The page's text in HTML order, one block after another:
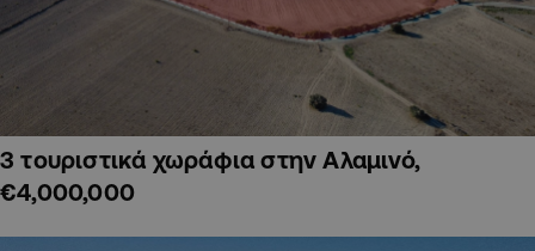
3 τουριστικά χωράφια στην Αλαμινό,
€4,000,000